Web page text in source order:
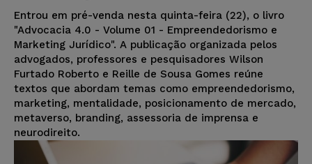
Entrou em pré-venda nesta quinta-feira (22), o livro
"Advocacia 4.0 - Volume 01 - Empreendedorismo e
Marketing Jurídico". A publicação organizada pelos
advogados, professores e pesquisadores Wilson
Furtado Roberto e Reille de Sousa Gomes reúne
textos que abordam temas como empreendedorismo,
marketing, mentalidade, posicionamento de mercado,
metaverso, branding, assessoria de imprensa e
neurodireito.